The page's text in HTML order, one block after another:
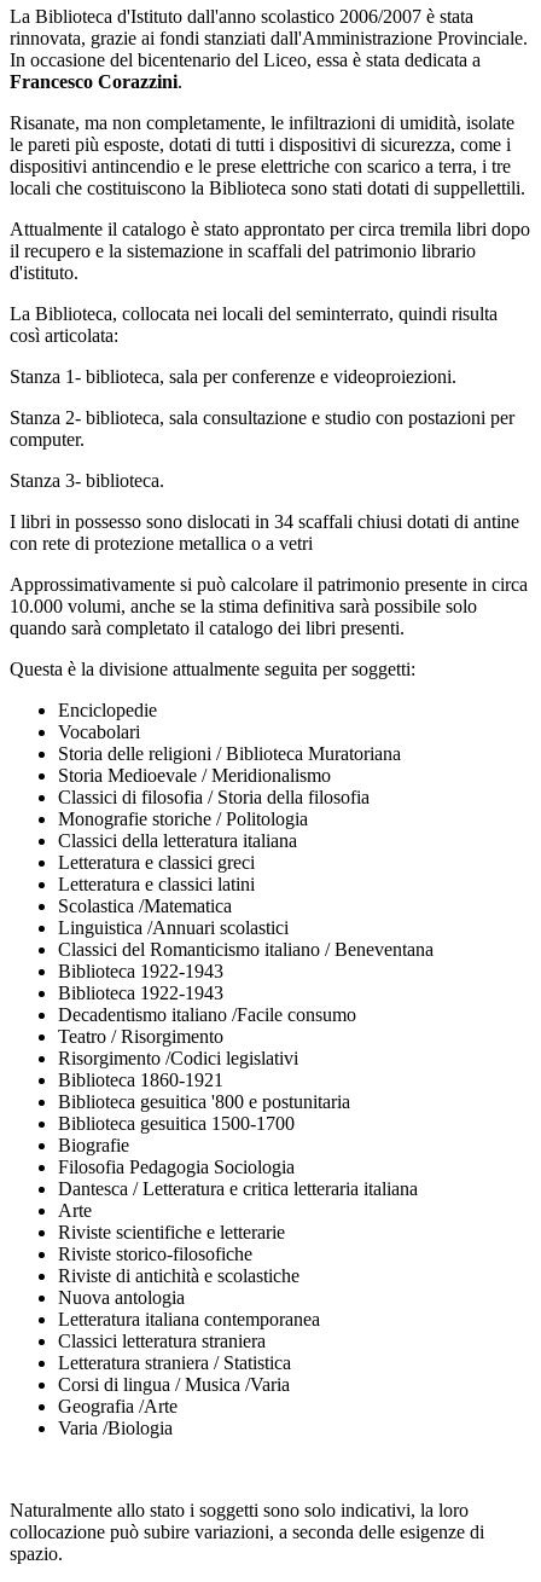
La Biblioteca d'Istituto dall'anno scolastico 2006/2007 è stata
rinnovata, grazie ai fondi stanziati dall'Amministrazione Provinciale.
In occasione del bicentenario del Liceo, essa è stata dedicata a
Francesco Corazzini.
Risanate, ma non completamente, le infiltrazioni di umidità, isolate
le pareti più esposte, dotati di tutti i dispositivi di sicurezza, come i
dispositivi antincendio e le prese elettriche con scarico a terra, i tre
locali che costituiscono la Biblioteca sono stati dotati di suppellettili.
Attualmente il catalogo è stato approntato per circa tremila libri dopo
il recupero e la sistemazione in scaffali del patrimonio librario
d'istituto.
La Biblioteca, collocata nei locali del seminterrato, quindi risulta
così articolata:
Stanza 1- biblioteca, sala per conferenze e videoproiezioni.
Stanza 2- biblioteca, sala consultazione e studio con postazioni per
computer.
Stanza 3- biblioteca.
I libri in possesso sono dislocati in 34 scaffali chiusi dotati di antine
con rete di protezione metallica o a vetri
Approssimativamente si può calcolare il patrimonio presente in circa
10.000 volumi, anche se la stima definitiva sarà possibile solo
quando sarà completato il catalogo dei libri presenti.
Questa è la divisione attualmente seguita per soggetti:
Enciclopedie
Vocabolari
Storia delle religioni / Biblioteca Muratoriana
Storia Medioevale / Meridionalismo
Classici di filosofia / Storia della filosofia
Monografie storiche / Politologia
Classici della letteratura italiana
Letteratura e classici greci
Letteratura e classici latini
Scolastica /Matematica
Linguistica /Annuari scolastici
Classici del Romanticismo italiano / Beneventana
Biblioteca 1922-1943
Biblioteca 1922-1943
Decadentismo italiano /Facile consumo
Teatro / Risorgimento
Risorgimento /Codici legislativi
Biblioteca 1860-1921
Biblioteca gesuitica '800 e postunitaria
Biblioteca gesuitica 1500-1700
Biografie
Filosofia Pedagogia Sociologia
Dantesca / Letteratura e critica letteraria italiana
Arte
Riviste scientifiche e letterarie
Riviste storico-filosofiche
Riviste di antichità e scolastiche
Nuova antologia
Letteratura italiana contemporanea
Classici letteratura straniera
Letteratura straniera / Statistica
Corsi di lingua / Musica /Varia
Geografia /Arte
Varia /Biologia
Naturalmente allo stato i soggetti sono solo indicativi, la loro
collocazione può subire variazioni, a seconda delle esigenze di
spazio.